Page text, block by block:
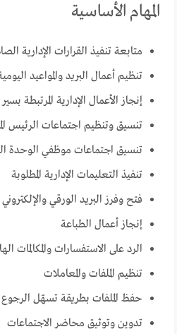
المهام الأساسية
متابعة تنفيذ القرارات الإدارية
تنظيم أعمال البريد والمواعيد
إنجاز الأعمال الإدارية المرتبطة
تنسيق وتنظيم اجتماعات الرئيس
تنسيق اجتماعات موظفي الوحدة
تنفيذ التعليمات الإدارية المطلوبة
فتح وفرز البريد الورقي
إنجاز أعمال الطباعة
الرد على الاستفسارات والمكالمات
تنظيم الملفات والمعاملات
حفظ الملفات بطريقة تسهّل الرجوع
تدوين وتوثيق محاضر الاجتماعات